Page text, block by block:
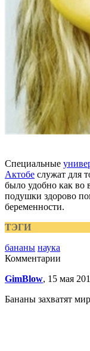
Специальные
Актобе служат для
было удобно как во
подушки здорово
беременности.
ТЭГИ
бананы наука
Комментарии
GimBlow, 15 мая
Бананы захватят